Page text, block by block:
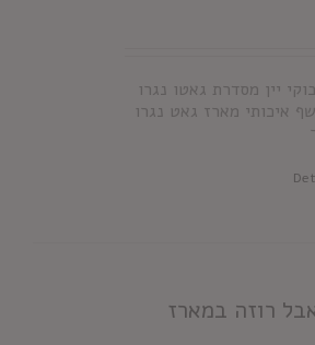
יין מסדרת גאטו נגרו
איכותי מארז גאט נגרו
רוזה במארז